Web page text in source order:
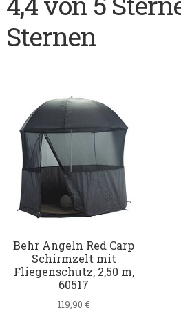
Sternen
Behr Angeln Red Carp
Schirmzelt mit
Fliegenschutz, 2,50 m,
60517
119,90 €